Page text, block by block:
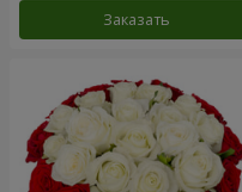
Заказать